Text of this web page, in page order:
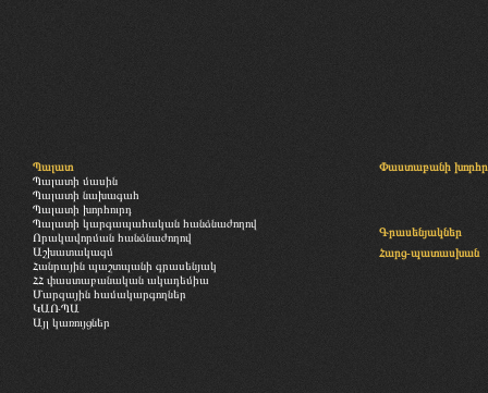
Պալատ
Պալատի մասին
Պալատի նախագահ
Պալատի խորհուրդ
Պալատի կարգապահական հանձնաժողով
Որակավորման հանձնաժողով
Աշխատակազմ
Հանրային պաշտպանի գրասենյակ
ՀՀ փաստաբանական ակադեմիա
Մարզային համակարգողներ
ԿԱՌՊԱ
Այլ կառույցներ
Փաստաբանի
Գրասենյակներ
Հարց-պատասխան